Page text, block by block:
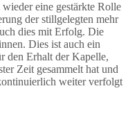
eine gestärkte Rolle
der stillgelegten mehr
dies mit Erfolg. Die
Dies ist auch ein
den Erhalt der Kapelle,
Zeit gesammelt hat und
weiter verfolgt